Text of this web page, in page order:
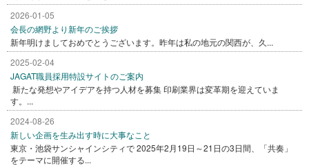
2026-01-05
会長の網野より新年のご挨拶
新年明けましておめでとうございます。昨年は私の地元の関西が、久...
2025-02-04
JAGAT職員採用特設サイトのご案内
新たな発想やアイデアを持つ人材を募集 印刷業界は変革期を迎えていま
す。...
2024-08-26
新しい企画を生み出す時に大事なこと
東京・池袋サンシャインシティで 2025年2月19日～21日の3日間、「共奏」
をテーマに開催する...